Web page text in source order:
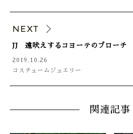
NEXT
JJ 遠吠えするコヨーテのブローチ
2019.10.26
コスチュームジュエリー
関連記事